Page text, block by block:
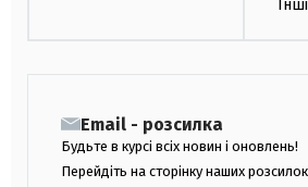
Email - розсилка
Будьте в курсі всіх новин і оновлень!
Перейдіть на сторінку наших